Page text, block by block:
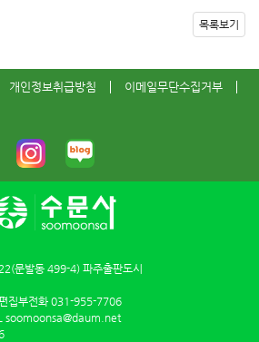
목록보기
개인정보취급방침
이메일무단수집거부
문발동 499-4) 파주출판도시
집부전화 031-955-7706
soomoonsa@daum.net